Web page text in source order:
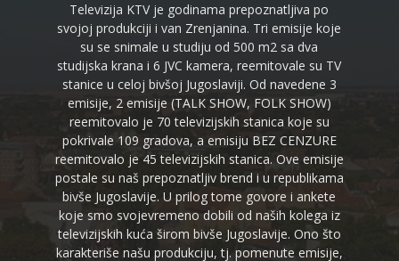
Televizija KTV je godinama prepoznatljiva po
svojoj produkciji i van Zrenjanina. Tri emisije koje
su se snimale u studiju od 500 m2 sa dva
studijska krana i 6 JVC kamera, reemitovale su TV
stanice u celoj bivšoj Jugoslaviji. Od navedene 3
emisije, 2 emisije (TALK SHOW, FOLK SHOW)
reemitovalo je 70 televizijskih stanica koje su
pokrivale 109 gradova, a emisiju BEZ CENZURE
reemitovalo je 45 televizijskih stanica. Ove emisije
postale su naš prepoznatljiv brend i u republikama
bivše Jugoslavije. U prilog tome govore i ankete
koje smo svojevremeno dobili od naših kolega iz
televizijskih kuća širom bivše Jugoslavije. Ono što
karakteriše našu produkciju, tj. pomenute emisije,